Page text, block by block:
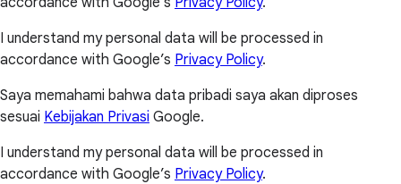
I understand my personal data will be processed in
accordance with Google’s Privacy Policy.
Saya memahami bahwa data pribadi saya akan diproses
sesuai Kebijakan Privasi Google.
I understand my personal data will be processed in
accordance with Google’s Privacy Policy.